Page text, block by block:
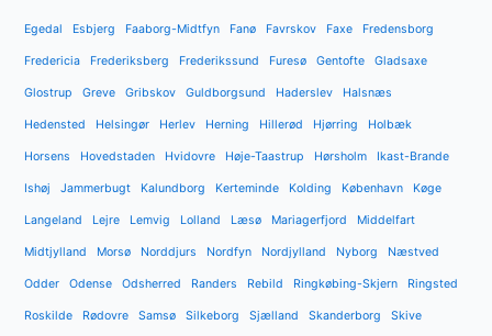
Egedal Esbjerg Faaborg-Midtfyn Fanø Favrskov Faxe Fredensborg
Fredericia Frederiksberg Frederikssund Furesø Gentofte Gladsaxe
Glostrup Greve Gribskov Guldborgsund Haderslev Halsnæs
Hedensted Helsingør Herlev Herning Hillerød Hjørring Holbæk
Horsens Hovedstaden Hvidovre Høje-Taastrup Hørsholm Ikast-Brande
Ishøj Jammerbugt Kalundborg Kerteminde Kolding København Køge
Langeland Lejre Lemvig Lolland Læsø Mariagerfjord Middelfart
Midtjylland Morsø Norddjurs Nordfyn Nordjylland Nyborg Næstved
Odder Odense Odsherred Randers Rebild Ringkøbing-Skjern Ringsted
Roskilde Rødovre Samsø Silkeborg Sjælland Skanderborg Skive